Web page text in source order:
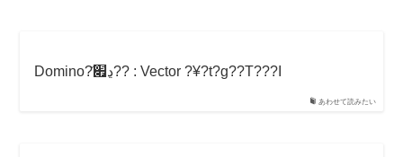
あわせて読みたい
Domino?̏ڍ׏?? : Vector ?¥?t?g??T???I